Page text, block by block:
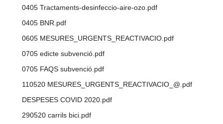
0405 Tractaments-desinfeccio-aire-ozo.pdf
0405 BNR.pdf
0605 MESURES_URGENTS_REACTIVACIO.pdf
0705 edicte subvenció.pdf
0705 FAQS subvenció.pdf
110520 MESURES_URGENTS_REACTIVACIO_@.pdf
DESPESES COVID 2020.pdf
290520 carrils bici.pdf